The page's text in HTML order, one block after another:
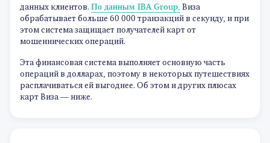
данных клиентов. По данным IBA Group, Виза
обрабатывает больше 60 000 транзакций в секунду, и при
этом система защищает получателей карт от
мошеннических операций.
Эта финансовая система выполняет основную часть
операций в долларах, поэтому в некоторых путешествиях
расплачиваться ей выгоднее. Об этом и других плюсах
карт Виза — ниже.